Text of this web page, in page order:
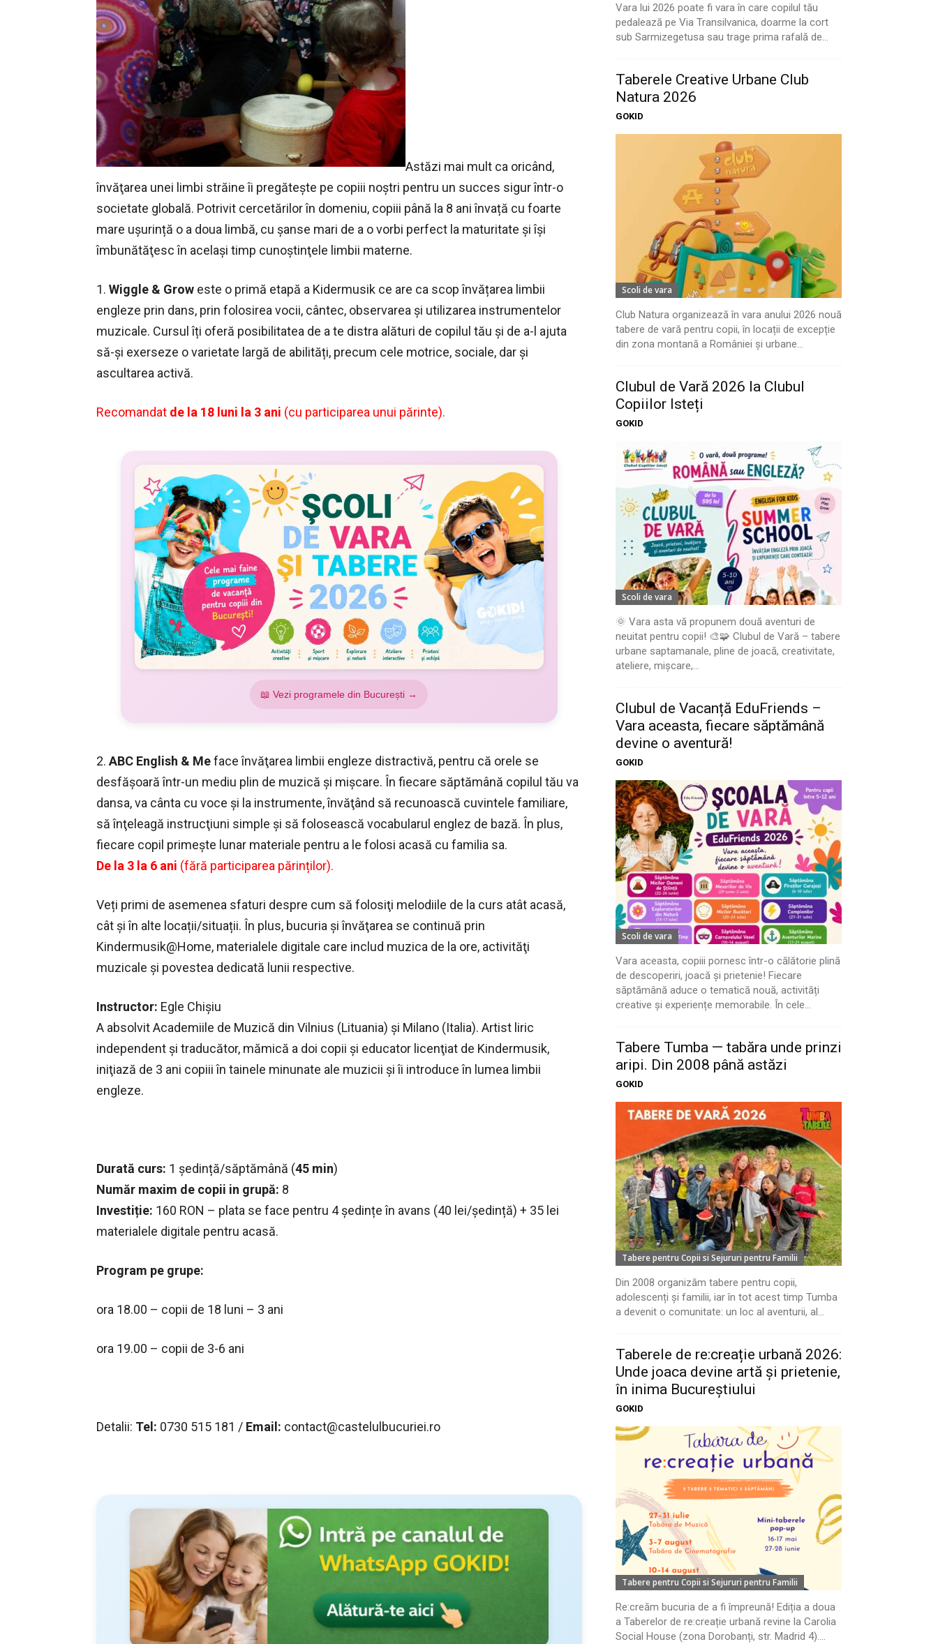
Astăzi mai mult ca oricând,
învăţarea unei limbi străine îi pregăteşte pe copiii noştri pentru un succes sigur într-o
societate globală. Potrivit cercetărilor în domeniu, copiii până la 8 ani învață cu foarte
mare ușurință o a doua limbă, cu șanse mari de a o vorbi perfect la maturitate şi își
îmbunătăţesc în același timp cunoştinţele limbii materne.
1. Wiggle & Grow este o primă etapă a Kidermusik ce are ca scop învățarea limbii
engleze prin dans, prin folosirea vocii, cântec, observarea și utilizarea instrumentelor
muzicale. Cursul îți oferă posibilitatea de a te distra alături de copilul tău și de a-l ajuta
să-şi exerseze o varietate largă de abilități, precum cele motrice, sociale, dar şi
ascultarea activă.
Recomandat de la 18 luni la 3 ani (cu participarea unui părinte).
📖 Vezi programele din București →
2. ABC English & Meface învăţarea limbii engleze distractivă, pentru că orele se
desfăşoară într-un mediu plin de muzică şi mişcare. În fiecare săptămână copilul tău va
dansa, va cânta cu voce şi la instrumente, învăţând să recunoască cuvintele familiare,
să înţeleagă instrucţiuni simple şi să folosească vocabularul englez de bază. În plus,
fiecare copil primeşte lunar materiale pentru a le folosi acasă cu familia sa.
De la 3 la 6 ani (fără participarea părinților).
Veți primi de asemenea sfaturi despre cum să folosiţi melodiile de la curs atât acasă,
cât şi în alte locații/situații. În plus, bucuria şi învăţarea se continuă prin
Kindermusik@Home, materialele digitale care includ muzica de la ore, activităţi
muzicale şi povestea dedicată lunii respective.
Instructor: Egle Chişiu
A absolvit Academiile de Muzică din Vilnius (Lituania) şi Milano (Italia). Artist liric
independent şi traducător, mămică a doi copii şi educator licenţiat de Kindermusik,
iniţiază de 3 ani copiii în tainele minunate ale muzicii şi îi introduce în lumea limbii
engleze.
Durată curs: 1 ședință/săptămână (45 min)
Număr maxim de copii in grupă: 8
Investiție: 160 RON – plata se face pentru 4 ședințe în avans (40 lei/ședință) + 35 lei
materialele digitale pentru acasă.
Program pe grupe:
ora 18.00 – copii de 18 luni – 3 ani
ora 19.00 – copii de 3-6 ani
Detalii: Tel: 0730 515 181 / Email: contact@castelulbucuriei.ro
Vara lui 2026 poate fi vara în care copilul tău
pedalează pe Via Transilvanica, doarme la cort
sub Sarmizegetusa sau trage prima rafală de...
Taberele Creative Urbane Club
Natura 2026
GOKID
Scoli de vara
Club Natura organizează în vara anului 2026 nouă
tabere de vară pentru copii, în locații de excepție
din zona montană a României și urbane...
Clubul de Vară 2026 la Clubul
Copiilor Isteți
GOKID
Scoli de vara
🌞 Vara asta vă propunem două aventuri de
neuitat pentru copii! 🎨🧩 Clubul de Vară – tabere
urbane saptamanale, pline de joacă, creativitate,
ateliere, mișcare,...
Clubul de Vacanță EduFriends –
Vara aceasta, fiecare săptămână
devine o aventură!
GOKID
Scoli de vara
Vara aceasta, copiii pornesc într-o călătorie plină
de descoperiri, joacă și prietenie! Fiecare
săptămână aduce o tematică nouă, activități
creative și experiențe memorabile. În cele...
Tabere Tumba — tabăra unde prinzi
aripi. Din 2008 până astăzi
GOKID
Tabere pentru Copii si Sejururi pentru Familii
Din 2008 organizăm tabere pentru copii,
adolescenți și familii, iar în tot acest timp Tumba
a devenit o comunitate: un loc al aventurii, al...
Taberele de re:creație urbană 2026:
Unde joaca devine artă și prietenie,
în inima Bucureștiului
GOKID
Tabere pentru Copii si Sejururi pentru Familii
Re:creăm bucuria de a fi împreună! Ediția a doua
a Taberelor de re:creație urbană revine la Carolia
Social House (zona Dorobanți, str. Madrid 4)....